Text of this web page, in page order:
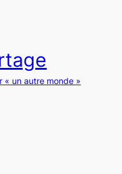
« un autre monde »